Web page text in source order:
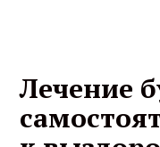
Лечение